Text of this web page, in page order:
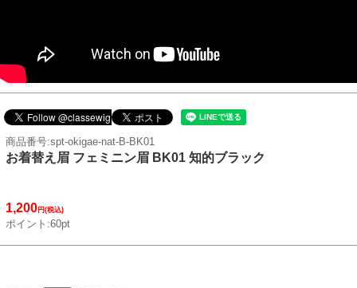
商品番号:spt-okigae-nat-B-BK01
お着替え眉 フェミニン眉 BK01 知的ブラック
1,200円(税込)
ポイント:60pt